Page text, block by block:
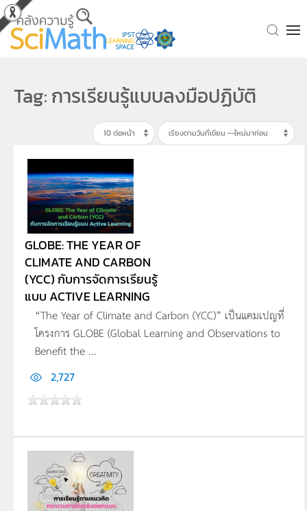
Skip to main content
Tag: การเรียนรู้แบบลงมือปฏิบัติ
GLOBE: THE YEAR OF
CLIMATE AND CARBON
(YCC) กับการจัดการเรียนรู้
แบบ ACTIVE LEARNING
“The Year of Climate and Carbon (YCC)” เป็นแคมเปญที่
โครงการ GLOBE (Global Learning and Observations to
Benefit the ...
2,727